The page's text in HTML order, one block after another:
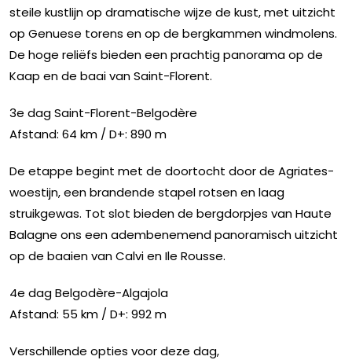
steile kustlijn op dramatische wijze de kust, met uitzicht
op Genuese torens en op de bergkammen windmolens.
De hoge reliëfs bieden een prachtig panorama op de
Kaap en de baai van Saint-Florent.
3e dag Saint-Florent-Belgodère
Afstand: 64 km / D+: 890 m
De etappe begint met de doortocht door de Agriates-
woestijn, een brandende stapel rotsen en laag
struikgewas. Tot slot bieden de bergdorpjes van Haute
Balagne ons een adembenemend panoramisch uitzicht
op de baaien van Calvi en Ile Rousse.
4e dag Belgodère-Algajola
Afstand: 55 km / D+: 992 m
Verschillende opties voor deze dag,